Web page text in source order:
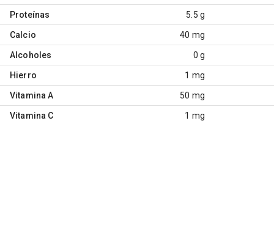
Proteínas 5.5 g
Calcio 40 mg
Alcoholes 0 g
Hierro 1 mg
Vitamina A 50 mg
Vitamina C 1 mg